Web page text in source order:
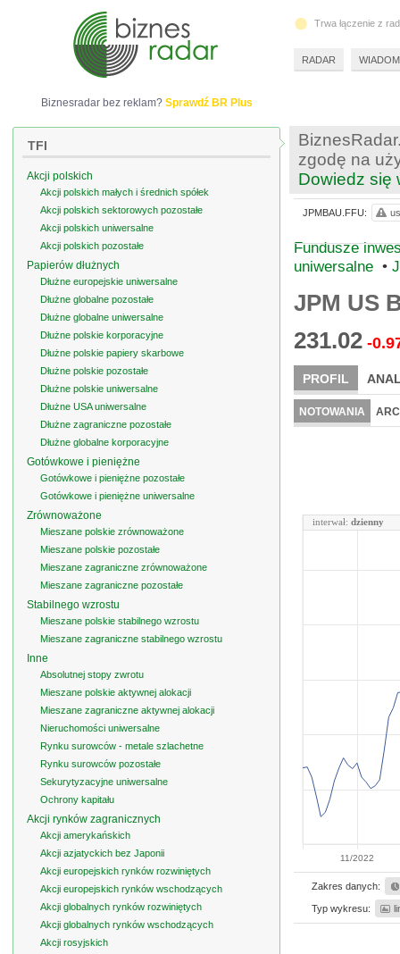
zgodę na
Dowiedz się
Fundusze
uniwersalne •
JPM US
231.02 -
PROFIL
NOTOWANIA
11/2022
interwał: dzienny
Zakres danych:
Typ wykresu:
JPMBAU.FFU:
Biznesradar bez reklam? Sprawdź BR Plus
TFI
Akcji polskich
Akcji polskich małych i średnich spółek
Akcji polskich sektorowych pozostałe
Akcji polskich uniwersalne
Akcji polskich pozostałe
Papierów dłużnych
Dłużne europejskie uniwersalne
Dłużne globalne pozostałe
Dłużne globalne uniwersalne
Dłużne polskie korporacyjne
Dłużne polskie papiery skarbowe
Dłużne polskie pozostałe
Dłużne polskie uniwersalne
Dłużne USA uniwersalne
Dłużne zagraniczne pozostałe
Dłużne globalne korporacyjne
Gotówkowe i pieniężne
Gotówkowe i pieniężne pozostałe
Gotówkowe i pieniężne uniwersalne
Zrównoważone
Mieszane polskie zrównoważone
Mieszane polskie pozostałe
Mieszane zagraniczne zrównoważone
Mieszane zagraniczne pozostałe
Stabilnego wzrostu
Mieszane polskie stabilnego wzrostu
Mieszane zagraniczne stabilnego wzrostu
Inne
Absolutnej stopy zwrotu
Mieszane polskie aktywnej alokacji
Mieszane zagraniczne aktywnej alokacji
Nieruchomości uniwersalne
Rynku surowców - metale szlachetne
Rynku surowców pozostałe
Sekurytyzacyjne uniwersalne
Ochrony kapitału
Akcji rynków zagranicznych
Akcji amerykańskich
Akcji azjatyckich bez Japonii
Akcji europejskich rynków rozwiniętych
Akcji europejskich rynków wschodzących
Akcji globalnych rynków rozwiniętych
Akcji globalnych rynków wschodzących
Akcji rosyjskich
Trwa łączenie z
RADAR